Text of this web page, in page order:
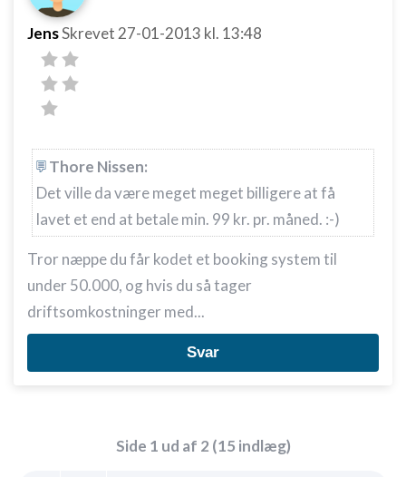
JensSkrevet 27-01-2013 kl. 13:48
Thore Nissen:
Det ville da være meget meget billigere at få
lavet et end at betale min. 99 kr. pr. måned. :-)
Tror næppe du får kodet et booking system til
under 50.000, og hvis du så tager
driftsomkostninger med...
Svar
Side 1 ud af 2 (15 indlæg)
Forstå målgrupper gennem statistikker eller
kombinationer af oplysninger fra forskellige
kilder
Udvikle og forbedre tjenester
Bruge begrænsede oplysninger til at vælge
IAB Special Features:
Bruge præcise geografiske
placeringsoplysninger
Identificere enheder baseret på aktivt
anmodede oplysninger
Ikke-IAB-behandlingsformål:
Nødvendig